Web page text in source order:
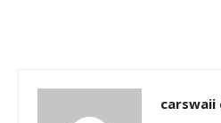
carswaii